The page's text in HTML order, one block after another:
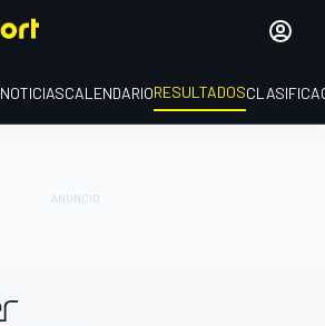
NOTICIASCALENDARIORESULTADOS